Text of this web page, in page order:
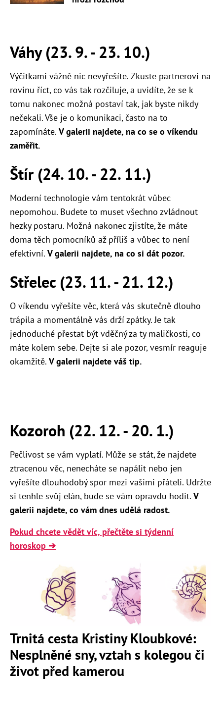
Váhy (23. 9. - 23. 10.)
Výčitkami vážně nic nevyřešíte. Zkuste partnerovi na
rovinu říct, co vás tak rozčiluje, a uvidíte, že se k
tomu nakonec možná postaví tak, jak byste nikdy
nečekali. Vše je o komunikaci, často na to
zapomínáte. V galerii najdete, na co se o víkendu
zaměřit.
Štír (24. 10. - 22. 11.)
Moderní technologie vám tentokrát vůbec
nepomohou. Budete to muset všechno zvládnout
hezky postaru. Možná nakonec zjistíte, že máte
doma těch pomocníků až příliš a vůbec to není
efektivní. V galerii najdete, na co si dát pozor.
Střelec (23. 11. - 21. 12.)
O víkendu vyřešíte věc, která vás skutečně dlouho
trápila a momentálně vás drží zpátky. Je tak
jednoduché přestat být vděčný za ty maličkosti, co
máte kolem sebe. Dejte si ale pozor, vesmír reaguje
okamžitě. V galerii najdete váš tip.
Kozoroh (22. 12. - 20. 1.)
Pečlivost se vám vyplatí. Může se stát, že najdete
ztracenou věc, nenecháte se napálit nebo jen
vyřešíte dlouhodobý spor mezi vašimi přáteli. Udržte
si tenhle svůj elán, bude se vám opravdu hodit. V
galerii najdete, co vám dnes udělá radost.
Pokud chcete vědět víc, přečtěte si týdenní
horoskop ➔
Trnitá cesta Kristiny Kloubkové:
Nesplněné sny, vztah s kolegou či
život před kamerou